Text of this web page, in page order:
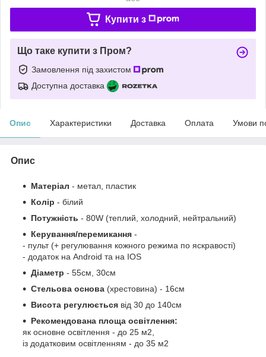
Купити з
Що таке купити з Пром?
Замовлення під захистом
Доступна доставка
Опис Характеристики Доставка Оплата Умови
Опис
Матеріал - метал, пластик
Колір - білий
Потужність - 80W (теплий, холодний, нейтральний)
Керування/перемикання -
- пульт (+ регулювання кожного режима по яскравості)
- додаток на Android та на IOS
Діаметр - 55см, 30см
Стельова основа (хрестовина) - 16см
Висота регулюється від 30 до 140см
Рекомендована площа освітлення:
як основне освітлення - до 25 м2,
із додатковим освітленням - до 35 м2